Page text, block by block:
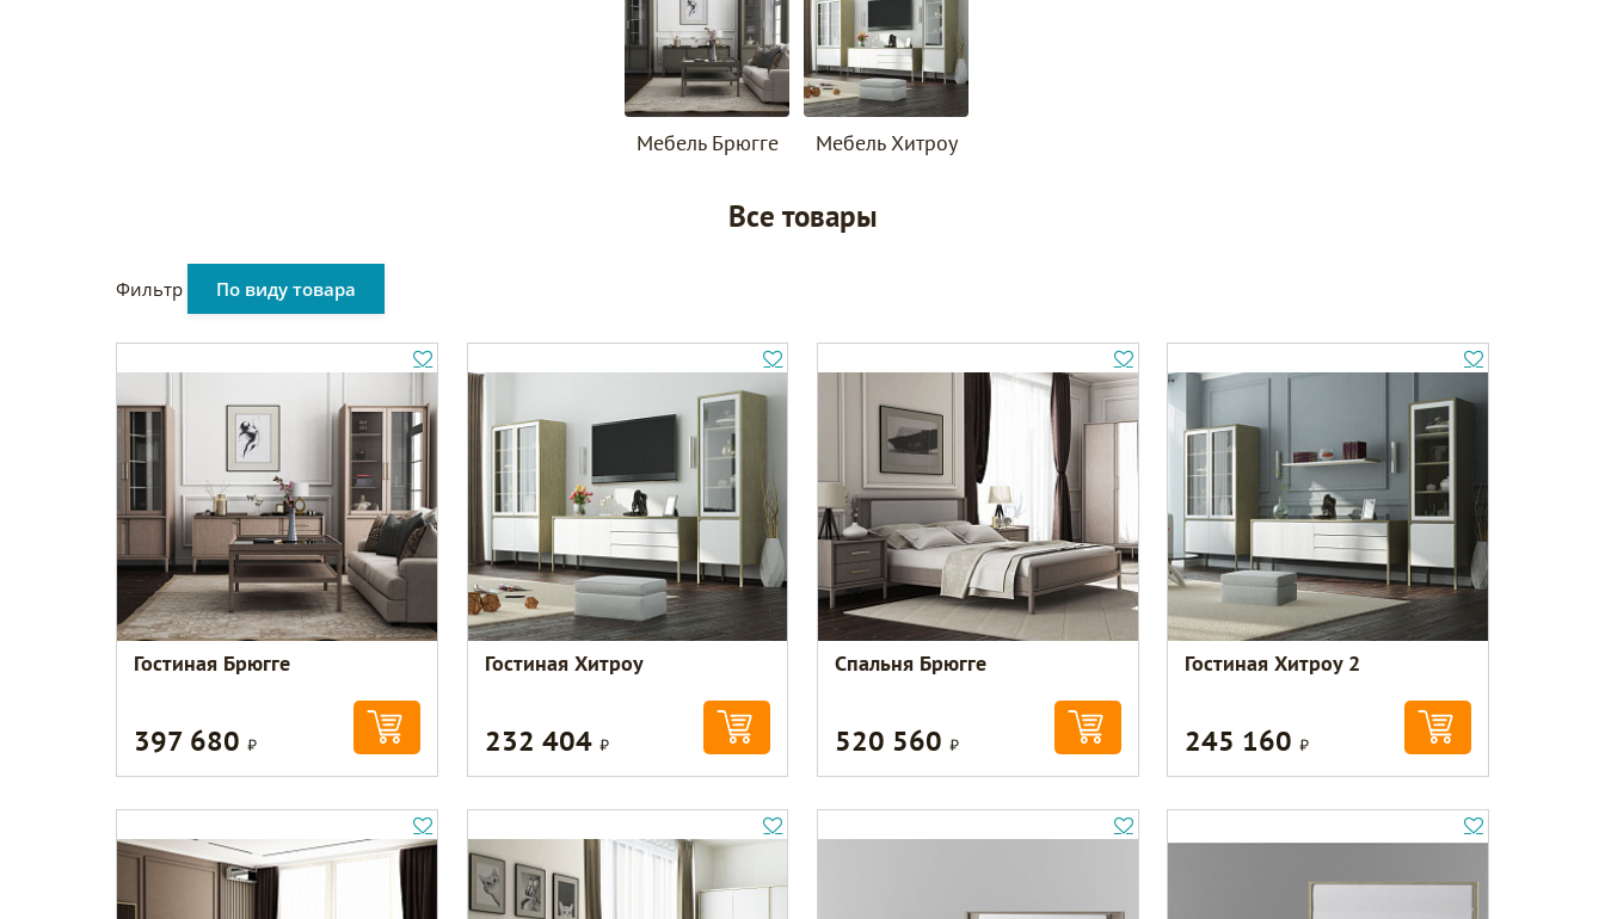
Мебель Брюгге Мебель Хитроу
Все товары
Фильтр По виду товара
Гостиная Брюгге
397 680Р
Гостиная Хитроу
232 404 Р
Спальня Брюгге
520 560 Р
Гостиная Хитроу 2
245 160Р